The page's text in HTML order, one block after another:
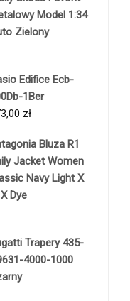
Model 1:34
Zielony
Edifice Ecb-
1Ber
zł
Bluza R1
Jacket Women
Navy Light X
Dye
Trapery 435-
4000-1000